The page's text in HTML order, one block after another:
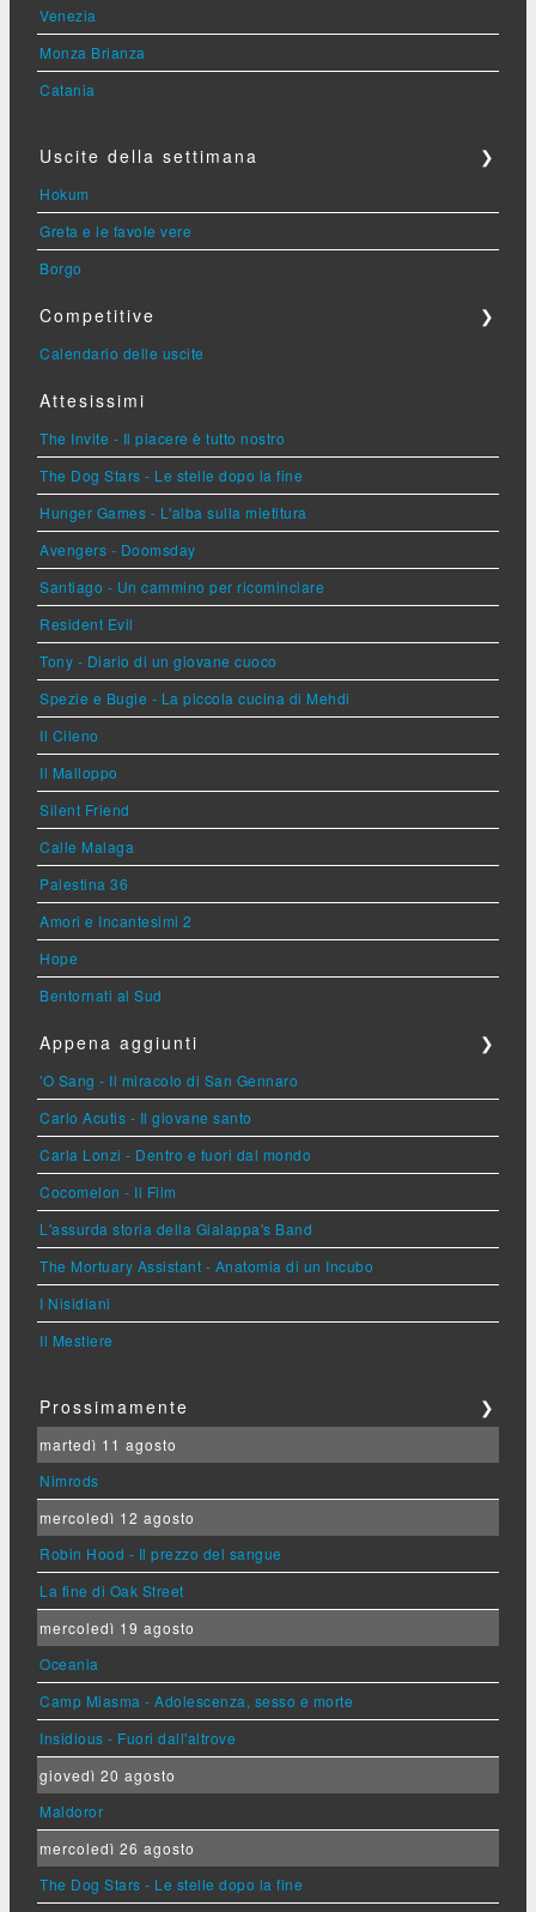
Venezia
Monza Brianza
Catania
Uscite della settimana ❯
Hokum
Greta e le favole vere
Borgo
Competitive ❯
Calendario delle uscite
Attesissimi
The Invite - Il piacere è tutto nostro
The Dog Stars - Le stelle dopo la fine
Hunger Games - L'alba sulla mietitura
Avengers - Doomsday
Santiago - Un cammino per ricominciare
Resident Evil
Tony - Diario di un giovane cuoco
Spezie e Bugie - La piccola cucina di Mehdi
Il Cileno
Il Malloppo
Silent Friend
Calle Malaga
Palestina 36
Amori e Incantesimi 2
Hope
Bentornati al Sud
Appena aggiunti ❯
'O Sang - Il miracolo di San Gennaro
Carlo Acutis - Il giovane santo
Carla Lonzi - Dentro e fuori dal mondo
Cocomelon - Il Film
L'assurda storia della Gialappa's Band
The Mortuary Assistant - Anatomia di un Incubo
I Nisidiani
Il Mestiere
Prossimamente ❯
martedì 11 agosto
Nimrods
mercoledì 12 agosto
Robin Hood - Il prezzo del sangue
La fine di Oak Street
mercoledì 19 agosto
Oceania
Camp Miasma - Adolescenza, sesso e morte
Insidious - Fuori dall'altrove
giovedì 20 agosto
Maldoror
mercoledì 26 agosto
The Dog Stars - Le stelle dopo la fine